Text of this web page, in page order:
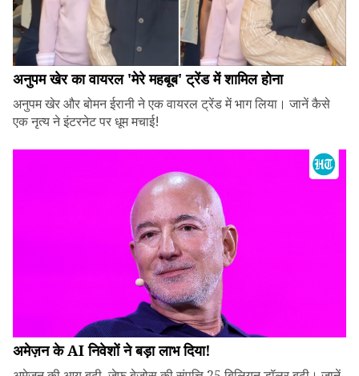
अनुपम खेर का वायरल 'मेरे महबूब' ट्रेंड में शामिल होना
अनुपम खेर और बोमन ईरानी ने एक वायरल ट्रेंड में भाग लिया। जानें कैसे
एक नृत्य ने इंटरनेट पर धूम मचाई!
अमेज़न के AI निवेशों ने बड़ा लाभ दिया!